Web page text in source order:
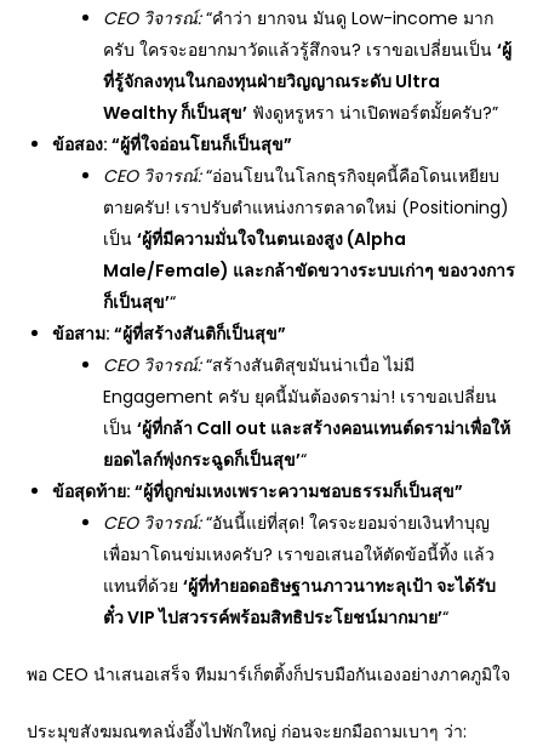
CEO วิจารณ์:“คำว่า ยากจน มันดู Low-income มาก
ครับ ใครจะอยากมาวัดแล้วรู้สึกจน? เราขอเปลี่ยนเป็น‘ผู้
ที่รู้จักลงทุนในกองทุนฝ่ายวิญญาณระดับ Ultra
Wealthyก็เป็นสุข’ ฟังดูหรูหรา น่าเปิดพอร์ตมั้ยครับ?”
ข้อสอง: “ผู้ที่ใจอ่อนโยนก็เป็นสุข”
CEO วิจารณ์:“อ่อนโยนในโลกธุรกิจยุคนี้คือโดนเหยียบ
ตายครับ! เราปรับตำแหน่งการตลาดใหม่ (Positioning)
เป็น‘ผู้ที่มีความมั่นใจในตนเองสูง (Alpha
Male/Female) และกล้าขัดขวางระบบเก่าๆ ของวงการ
ก็เป็นสุข’“
ข้อสาม: “ผู้ที่สร้างสันติก็เป็นสุข”
CEO วิจารณ์:“สร้างสันติสุขมันน่าเบื่อ ไม่มี
Engagement ครับ ยุคนี้มันต้องดราม่า! เราขอเปลี่ยน
เป็น‘ผู้ที่กล้า Call out และสร้างคอนเทนต์ดราม่าเพื่อให้
ยอดไลก์พุ่งกระฉูดก็เป็นสุข’“
ข้อสุดท้าย: “ผู้ที่ถูกข่มเหงเพราะความชอบธรรมก็เป็นสุข”
CEO วิจารณ์:“อันนี้แย่ที่สุด! ใครจะยอมจ่ายเงินทำบุญ
เพื่อมาโดนข่มเหงครับ? เราขอเสนอให้ตัดข้อนี้ทิ้ง แล้ว
แทนที่ด้วย‘ผู้ที่ทำยอดอธิษฐานภาวนาทะลุเป้า จะได้รับ
ตั๋ว VIPไปสวรรค์พร้อมสิทธิประโยชน์มากมาย’“
พอ CEO นำเสนอเสร็จ ทีมมาร์เก็ตติ้งก็ปรบมือกันเองอย่างภาคภูมิใจ
ประมุขสังฆมณฑลนั่งอึ้งไปพักใหญ่ ก่อนจะยกมือถามเบาๆ ว่า: